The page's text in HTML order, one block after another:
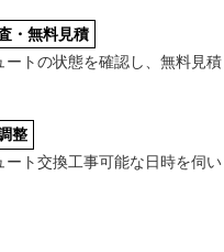
・無料見積
ートの状態を確認し、無料見積
整
ート交換工事可能な日時を伺